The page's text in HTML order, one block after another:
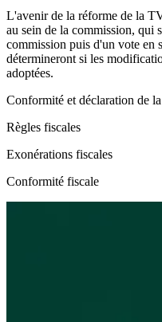
L'avenir de la réforme de la
au sein de la commission, qui
commission puis d'un vote en
détermineront si les
adoptées.
Conformité et déclaration de
Règles fiscales
Exonérations fiscales
Conformité fiscale